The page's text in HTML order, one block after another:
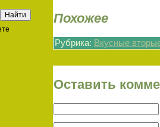
Похожее
Рубрика: Вкусные
Оставить